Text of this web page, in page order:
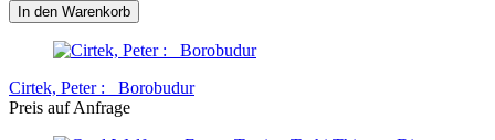
In den Warenkorb
Cirtek, Peter : Borobudur
Preis auf Anfrage